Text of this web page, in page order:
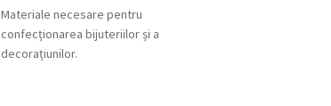
Materiale necesare pentru
confecționarea bijuteriilor și a
decorațiunilor.